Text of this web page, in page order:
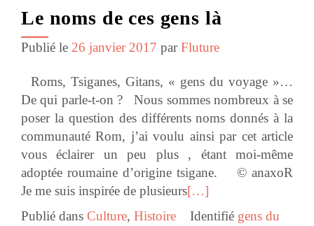
Le noms de ces gens là
Publié le 26 janvier 2017 parFluture
Roms, Tsiganes, Gitans, « gens du voyage »…
De qui parle-t-on ? Nous sommes nombreux à se
poser la question des différents noms donnés à la
communauté Rom, j’ai voulu ainsi par cet article
vous éclairer un peu plus , étant moi-même
adoptée roumaine d’origine tsigane. © anaxoR
Je me suis inspirée de plusieurs[…]
Publié dans Culture, Histoire Identifié gens du